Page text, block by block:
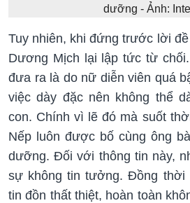
dưỡng - Ảnh:
Tuy nhiên, khi đứng trước lời
Dương Mịch lại lập tức từ
đưa ra là do nữ diễn viên quá
việc dày đặc nên không thể
con. Chính vì lẽ đó mà suốt
Nếp luôn được bố cùng ông
dưỡng. Đối với thông tin này,
sự không tin tưởng. Đồng thời
tin đồn thất thiệt, hoàn toàn